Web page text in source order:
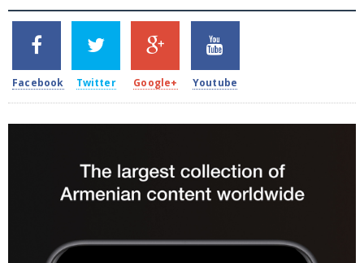
2k
SHARES
Facebook
1.5k
TWEETS
Twitter
203
SHARES
Google+
620
SHARES
Youtube